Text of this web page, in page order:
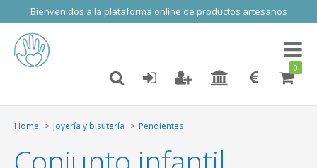
Bienvenidos a la plataforma online de productos artesanos
Toggle
0
Home Joyería y bisutería Pendientes